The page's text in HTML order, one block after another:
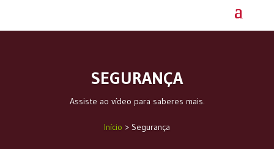
SEGURANÇA
Assiste ao vídeo para saberes mais.
Início > Segurança